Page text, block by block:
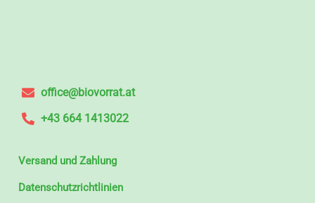
office@biovorrat.at
+43 664 1413022
Versand und Zahlung
Datenschutzrichtlinien